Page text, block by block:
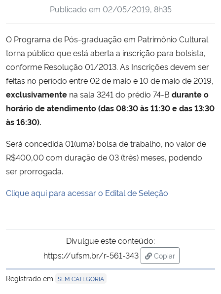
Ministério da Cidadania
Ministério de Minas e Energia
Ministério da Ciência, Tecnologia, Inovações e Comunicações
Ministério do Meio Ambiente
Ministério do Desenvolvimento Regional
Controladoria-Geral da União
Secretaria de Governo
Publicado em 02/05/2019, 8h35
O Programa de Pós-graduação em Patrimônio Cultural
torna público que está aberta a inscrição para bolsista,
conforme Resolução 01/2013. As Inscrições devem ser
feitas no período entre 02 de maio e 10 de maio de 2019,
exclusivamente na sala 3241 do prédio 74-B durante o
horário de atendimento (das 08:30 às 11:30 e das 13:30
às 16:30).
Será concedida 01(uma) bolsa de trabalho, no valor de
R$400,00 com duração de 03 (três) meses, podendo
ser prorrogada.
Clique aqui para acessar o Edital de Seleção
Divulgue este conteúdo:
https://ufsm.br/r-561-343
Copiar
para área de
Registrado em SEM CATEGORIA